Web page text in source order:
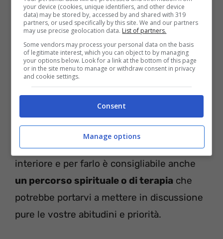
Proprio per questo motivo La Luna Nuova
in Leone può essere il momento giusto in
guardarvi dentro e cercare
risposte. C’è- indubbiamente- davvero
tanto da lavorare sul vostro equilibrio
interiore e per farlo è consigliabile anche
un percorso spirituale o di terapia che
potrebbe portarvi a mettere in discussione
pure le vostre abitudini e priorità.
your device (cookies, unique identifiers, and other device
data) may be stored by, accessed by and shared with 319
partners, or used specifically by this site. We and our partners
may use precise geolocation data. List of partners.
Some vendors may process your personal data on the basis
of legitimate interest, which you can object to by managing
your options below. Look for a link at the bottom of this page
or in the site menu to manage or withdraw consent in privacy
and cookie settings.
Consent
Manage options